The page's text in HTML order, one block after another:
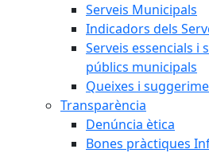
Serveis Municipals
Indicadors dels
Serveis essencials
públics municipals
Queixes i
Transparència
Denúncia ètica
Bones pràctiques